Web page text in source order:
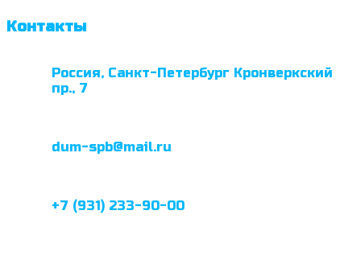
Контакты
Россия, Санкт-Петербург Кронверкский
пр., 7
dum-spb@mail.ru
+7 (931) 233-90-00